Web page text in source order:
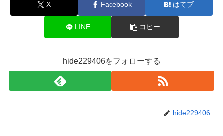
X Facebook はてブ
LINE コピー
hide229406をフォローする
hide229406